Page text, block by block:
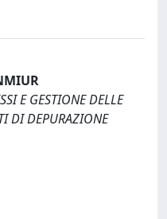
E GESTIONE DELLE
DI DEPURAZIONE